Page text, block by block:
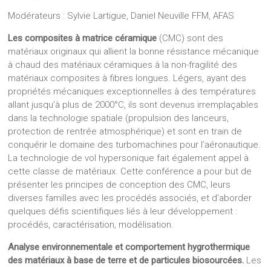
Modérateurs : Sylvie Lartigue, Daniel Neuville FFM, AFAS
Les composites à matrice céramique (CMC) sont des
matériaux originaux qui allient la bonne résistance mécanique
à chaud des matériaux céramiques à la non-fragilité des
matériaux composites à fibres longues. Légers, ayant des
propriétés mécaniques exceptionnelles à des températures
allant jusqu’à plus de 2000°C, ils sont devenus irremplaçables
dans la technologie spatiale (propulsion des lanceurs,
protection de rentrée atmosphérique) et sont en train de
conquérir le domaine des turbomachines pour l’aéronautique.
La technologie de vol hypersonique fait également appel à
cette classe de matériaux. Cette conférence a pour but de
présenter les principes de conception des CMC, leurs
diverses familles avec les procédés associés, et d’aborder
quelques défis scientifiques liés à leur développement :
procédés, caractérisation, modélisation.
Analyse environnementale et comportement hygrothermique
des matériaux à base de terre et de particules biosourcées. Les